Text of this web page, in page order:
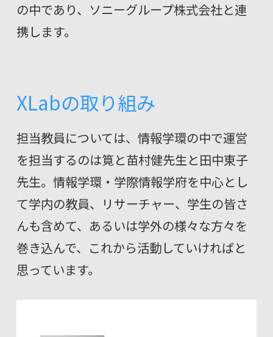
の中であり、ソニーグループ株式会社と連
携します。
XLabの取り組み
担当教員については、情報学環の中で運営
を担当するのは筧と苗村健先生と田中東子
先生。情報学環・学際情報学府を中心とし
て学内の教員、リサーチャー、学生の皆さ
んも含めて、あるいは学外の様々な方々を
巻き込んで、これから活動していければと
思っています。